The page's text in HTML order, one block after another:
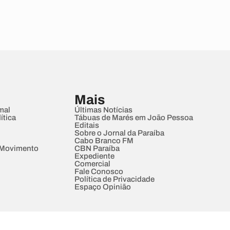
Mais
Últimas Notícias
Tábuas de Marés em João Pessoa
Editais
Sobre o Jornal da Paraíba
Cabo Branco FM
CBN Paraíba
Expediente
Comercial
Fale Conosco
Política de Privacidade
Espaço Opinião